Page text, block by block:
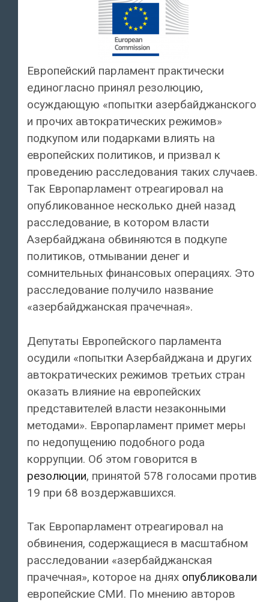
Европейский парламент практически
единогласно принял резолюцию,
осуждающую «попытки азербайджанского
и прочих автократических режимов»
подкупом или подарками влиять на
европейских политиков, и призвал к
проведению расследования таких случаев.
Так Европарламент отреагировал на
опубликованное несколько дней назад
расследование, в котором власти
Азербайджана обвиняются в подкупе
политиков, отмывании денег и
сомнительных финансовых операциях. Это
расследование получило название
«азербайджанская прачечная».
Депутаты Европейского парламента
осудили «попытки Азербайджана и других
автократических режимов третьих стран
оказать влияние на европейских
представителей власти незаконными
методами». Европарламент примет меры
по недопущению подобного рода
коррупции. Об этом говорится в
резолюции, принятой 578 голосами против
19 при 68 воздержавшихся.
Так Европарламент отреагировал на
обвинения, содержащиеся в масштабном
расследовании «азербайджанская
прачечная», которое на днях опубликовали
европейские СМИ. По мнению авторов